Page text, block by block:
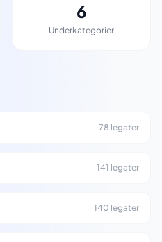
6
Underkategorier
78 legater
141 legater
140 legater